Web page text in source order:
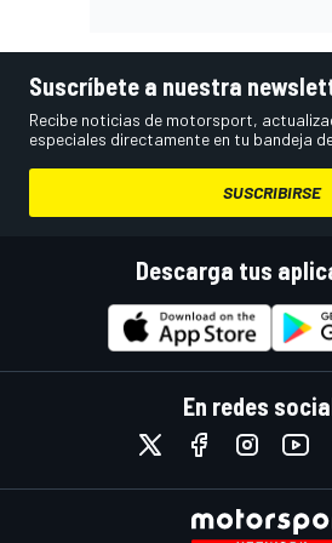
Suscríbete a nuestra
Recibe noticias de motorsport,
especiales directamente en tu bandeja
SUSCRIBIRSE
Descarga tus
En redes